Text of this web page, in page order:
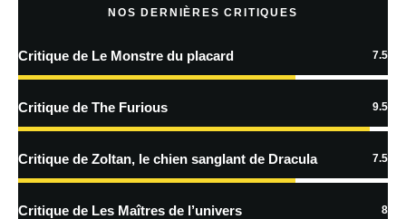
En savoir
traitées
NOS DERNIÈRES CRITIQUES
Critique de Le Monstre du placard 7.5
Critique de The Furious 9.5
Critique de Zoltan, le chien sanglant de Dracula 7.5
Critique de Les Maîtres de l’univers 8